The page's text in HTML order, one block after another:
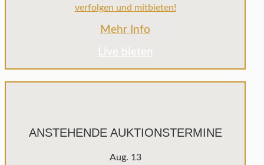
verfolgen und mitbieten!
Mehr Info
Live bieten
ANSTEHENDE AUKTIONSTERMINE
Aug. 13